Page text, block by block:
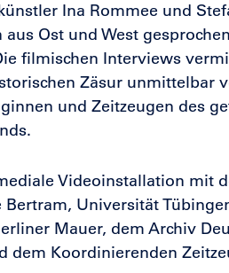
Ina Rommee und
aus Ost und West
filmischen Interviews
Zäsur unmittelbar
und Zeitzeugen des
Videoinstallation mit
Bertram, Universität
Mauer, dem Archiv
dem Koordinierenden